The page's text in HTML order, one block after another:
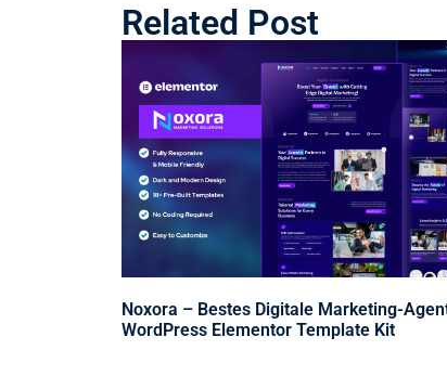
Related Post
Noxora – Bestes Digitale Marketing-
WordPress Elementor Template Kit